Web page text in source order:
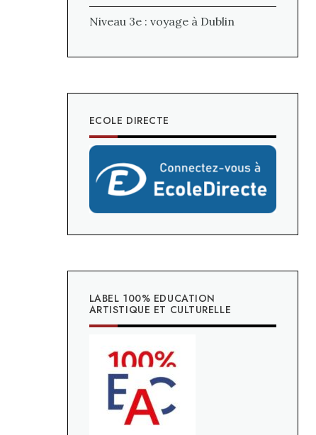
Niveau 3e : voyage à Dublin
ECOLE DIRECTE
LABEL 100% EDUCATION
ARTISTIQUE ET CULTURELLE